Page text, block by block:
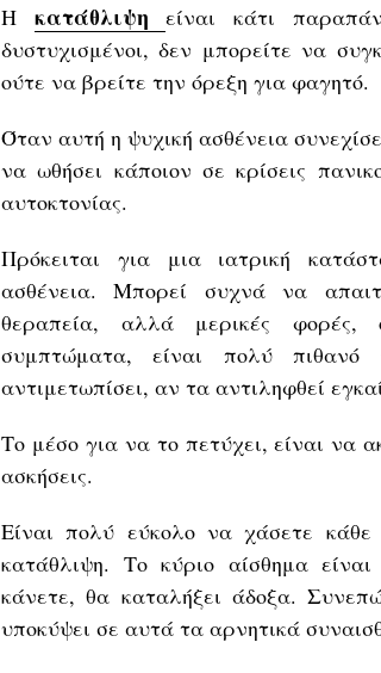
Η κατάθλιψη
είναι κάτι
δυστυχισμένοι, δεν μπορείτε να
ούτε να βρείτε την όρεξη για φαγητό.
Όταν αυτή η ψυχική ασθένεια
να ωθήσει κάποιον σε κρίσεις
αυτοκτονίας.
Πρόκειται για μια ιατρική
ασθένεια. Μπορεί συχνά να
θεραπεία, αλλά μερικές
συμπτώματα, είναι πολύ
αντιμετωπίσει, αν τα αντιληφθεί
Το μέσο για να το πετύχει, είναι να
ασκήσεις.
Είναι πολύ εύκολο να χάσετε
κατάθλιψη. Το κύριο αίσθημα
κάνετε, θα καταλήξει άδοξα.
υποκύψει σε αυτά τα αρνητικά